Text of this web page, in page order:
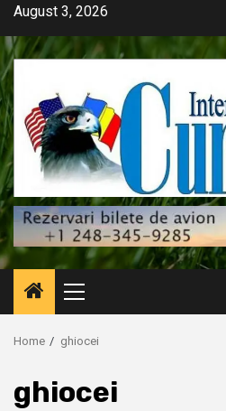
Skip
content
August 3, 2026
Primary
Menu
Home ghiocei
ghiocei